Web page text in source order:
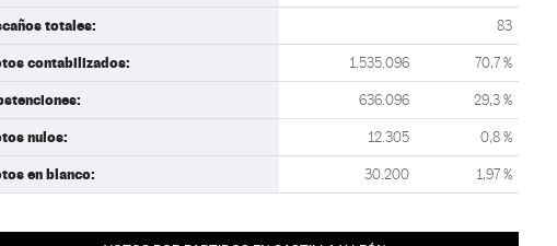
totales: 83
contabilizados: 1.535.096 70,7 %
636.096 29,3 %
nulos: 12.305 0,8 %
en blanco: 30.200 1,97 %